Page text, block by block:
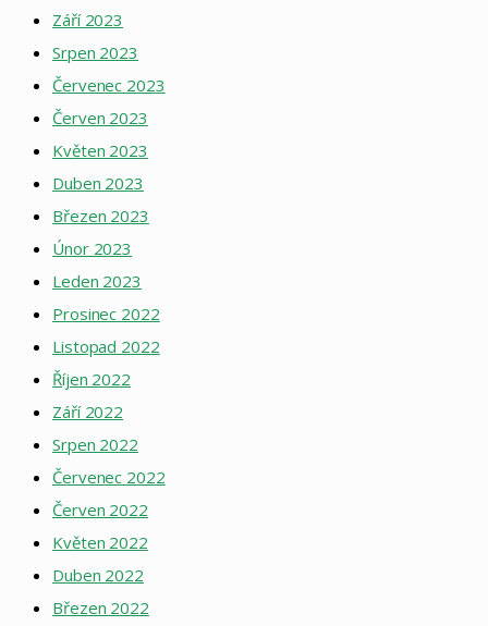
Září 2023
Srpen 2023
Červenec 2023
Červen 2023
Květen 2023
Duben 2023
Březen 2023
Únor 2023
Leden 2023
Prosinec 2022
Listopad 2022
Říjen 2022
Září 2022
Srpen 2022
Červenec 2022
Červen 2022
Květen 2022
Duben 2022
Březen 2022